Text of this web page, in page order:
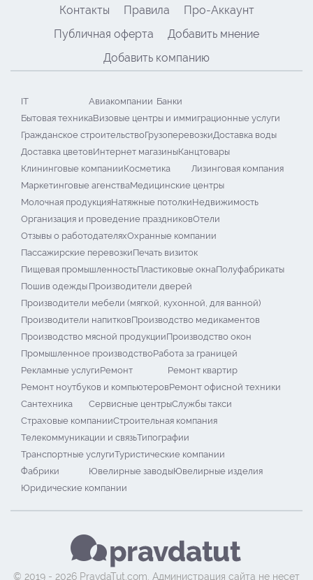
Контакты
Правила
Про-Аккаунт
Публичная оферта
Добавить мнение
Добавить компанию
IT Авиакомпании Банки
Бытовая техникаВизовые центры и иммиграционные услуги
Гражданское строительствоГрузоперевозкиДоставка воды
Доставка цветовИнтернет магазиныКанцтовары
Клининговые компанииКосметика
Лизинговая компания
Маркетинговые агенстваМедицинские центры
Молочная продукцияНатяжные потолкиНедвижимость
Организация и проведение праздниковОтели
Отзывы о работодателяхОхранные компании
Пассажирские перевозкиПечать визиток
Пищевая промышленностьПластиковые окнаПолуфабрикаты
Пошив одежды Производители дверей
Производители мебели (мягкой, кухонной, для ванной)
Производители напитковПроизводство медикаментов
Производство мясной продукцииПроизводство окон
Промышленное производствоРабота за границей
Рекламные услугиРемонт
Ремонт квартир
Ремонт ноутбуков и компьютеровРемонт офисной техники
Сантехника
Сервисные центрыСлужбы такси
Страховые компанииСтроительная компания
Телекоммуникации и связьТипографии
Транспортные услугиТуристические компании
Фабрики
Ювелирные заводыЮвелирные изделия
Юридические компании
© 2019 - 2026 PravdaTut.com. Администрация сайта не несет